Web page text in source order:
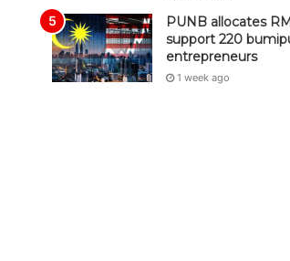
PUNB allocates
support 220
entrepreneurs
1 week ago